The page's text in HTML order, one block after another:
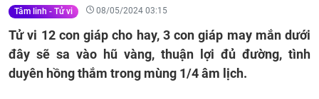
Tâm linh - Tử vi 08/05/2024 03:15
Tử vi 12 con giáp cho hay, 3 con giáp may mắn dưới
đây sẽ sa vào hũ vàng, thuận lợi đủ đường, tình
duyên hồng thắm trong mùng 1/4 âm lịch.